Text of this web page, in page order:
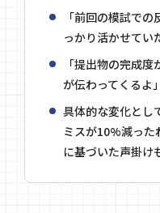
「前回の模試で
っかり活かせてい
「提出物の完成
が伝わってくるよ」
具体的な変化とし
ミスが10%減った
に基づいた声掛け